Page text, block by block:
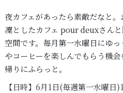
夜カフェがあったら素敵だなと
凜としたカフェ pour deuxさん
空間です。毎月第一水曜日にゆ
やコーヒーを楽しんでもらう機
帰りにふらっと。
【日時】6月1日(毎週第一水曜